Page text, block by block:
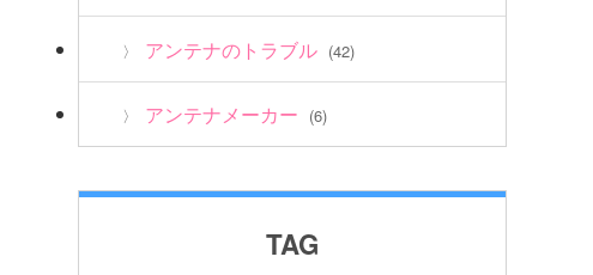
アンテナのトラブル (42)
アンテナメーカー (6)
TAG